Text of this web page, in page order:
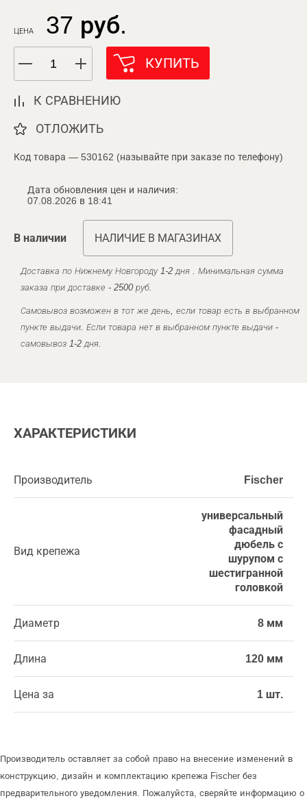
ЦЕНА 37 руб.
КУПИТЬ
К СРАВНЕНИЮ
ОТЛОЖИТЬ
Код товара — 530162 (называйте при заказе по телефону)
Дата обновления цен и наличия:
07.08.2026 в 18:41
В наличии НАЛИЧИЕ В МАГАЗИНАХ
Доставка по Нижнему Новгороду 1-2 дня . Минимальная сумма
заказа при доставке - 2500 руб.
Самовывоз возможен в тот же день, если товар есть в выбранном
пункте выдачи. Если товара нет в выбранном пункте выдачи -
самовывоз 1-2 дня.
ХАРАКТЕРИСТИКИ
Производитель Fischer
Вид крепежа
универсальный
фасадный
дюбель с
шурупом с
шестигранной
головкой
Диаметр 8 мм
Длина 120 мм
Цена за 1 шт.
Производитель оставляет за собой право на внесение изменений в
конструкцию, дизайн и комплектацию крепежа Fischer без
предварительного уведомления. Пожалуйста, сверяйте информацию о